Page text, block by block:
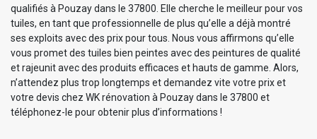
qualifiés à Pouzay dans le 37800. Elle cherche le meilleur pour vos
tuiles, en tant que professionnelle de plus qu’elle a déjà montré
ses exploits avec des prix pour tous. Nous vous affirmons qu’elle
vous promet des tuiles bien peintes avec des peintures de qualité
et rajeunit avec des produits efficaces et hauts de gamme. Alors,
n’attendez plus trop longtemps et demandez vite votre prix et
votre devis chez WK rénovation à Pouzay dans le 37800 et
téléphonez-le pour obtenir plus d’informations !